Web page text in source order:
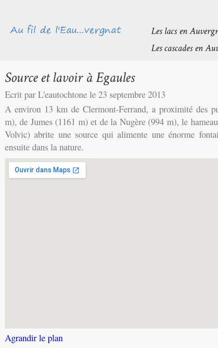
Ecrit par L'eautochtone le 23 septembre 2013
A environ 13 km de Clermont-Ferrand, a proximité des
m), de Jumes (1161 m) et de la Nugère (994 m), le
Volvic) abrite une source qui alimente une énorme
ensuite dans la nature.
Agrandir le plan